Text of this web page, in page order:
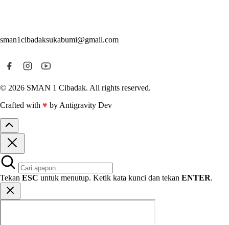
sman1cibadaksukabumi@gmail.com
© 2026 SMAN 1 Cibadak. All rights reserved.
Crafted with ♥ by Antigravity Dev
Tekan ESC untuk menutup. Ketik kata kunci dan tekan ENTER.